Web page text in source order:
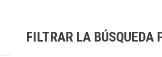
FILTRAR LA BÚSQUEDA